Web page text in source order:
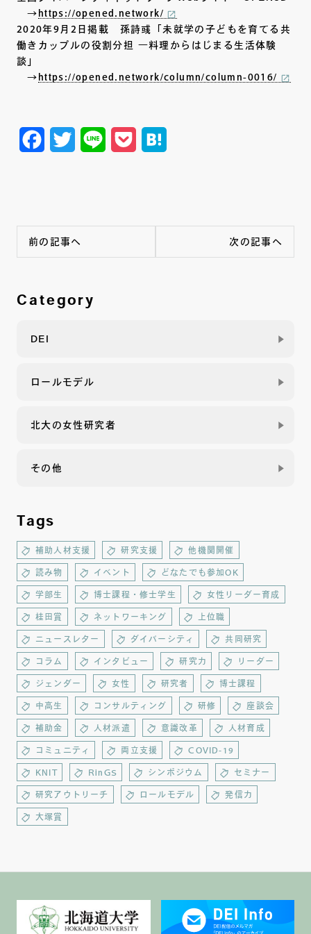
→ https://opened.network/
2020年9月2日掲載 孫詩彧「未就学の子どもを育てる共
働きカップルの役割分担 ―料理からはじまる生活体験
談」
→ https://opened.network/column/column-0016/
b
o
t
e
n
前の記事へ 次の記事へ
Category
DEI
ロールモデル
北大の女性研究者
その他
Tags
補助人材支援 研究支援 他機関開催
読み物 イベント どなたでも参加OK
学部生 博士課程・修士学生 女性リーダー育成
桂田賞 ネットワーキング 上位職
ニュースレター ダイバーシティ 共同研究
コラム インタビュー 研究力 リーダー
ジェンダー 女性 研究者 博士課程
中高生 コンサルティング 研修 座談会
補助金 人材派遣 意識改革 人材育成
コミュニティ 両立支援 COVID-19
KNIT RinGS シンポジウム セミナー
研究アウトリーチ ロールモデル 発信力
大塚賞